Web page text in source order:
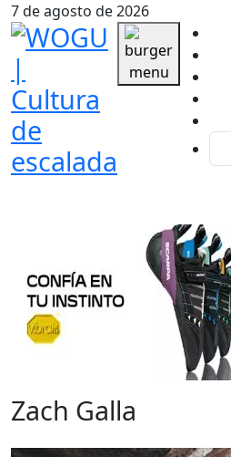
7 de agosto de 2026
Zach Galla